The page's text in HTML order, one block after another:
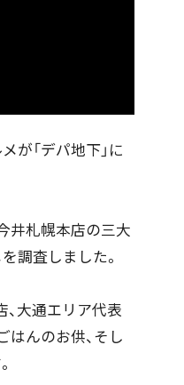
が「デパ地下」に
井札幌本店の三大
調査しました。
大通エリア代表
はんのお供、そし